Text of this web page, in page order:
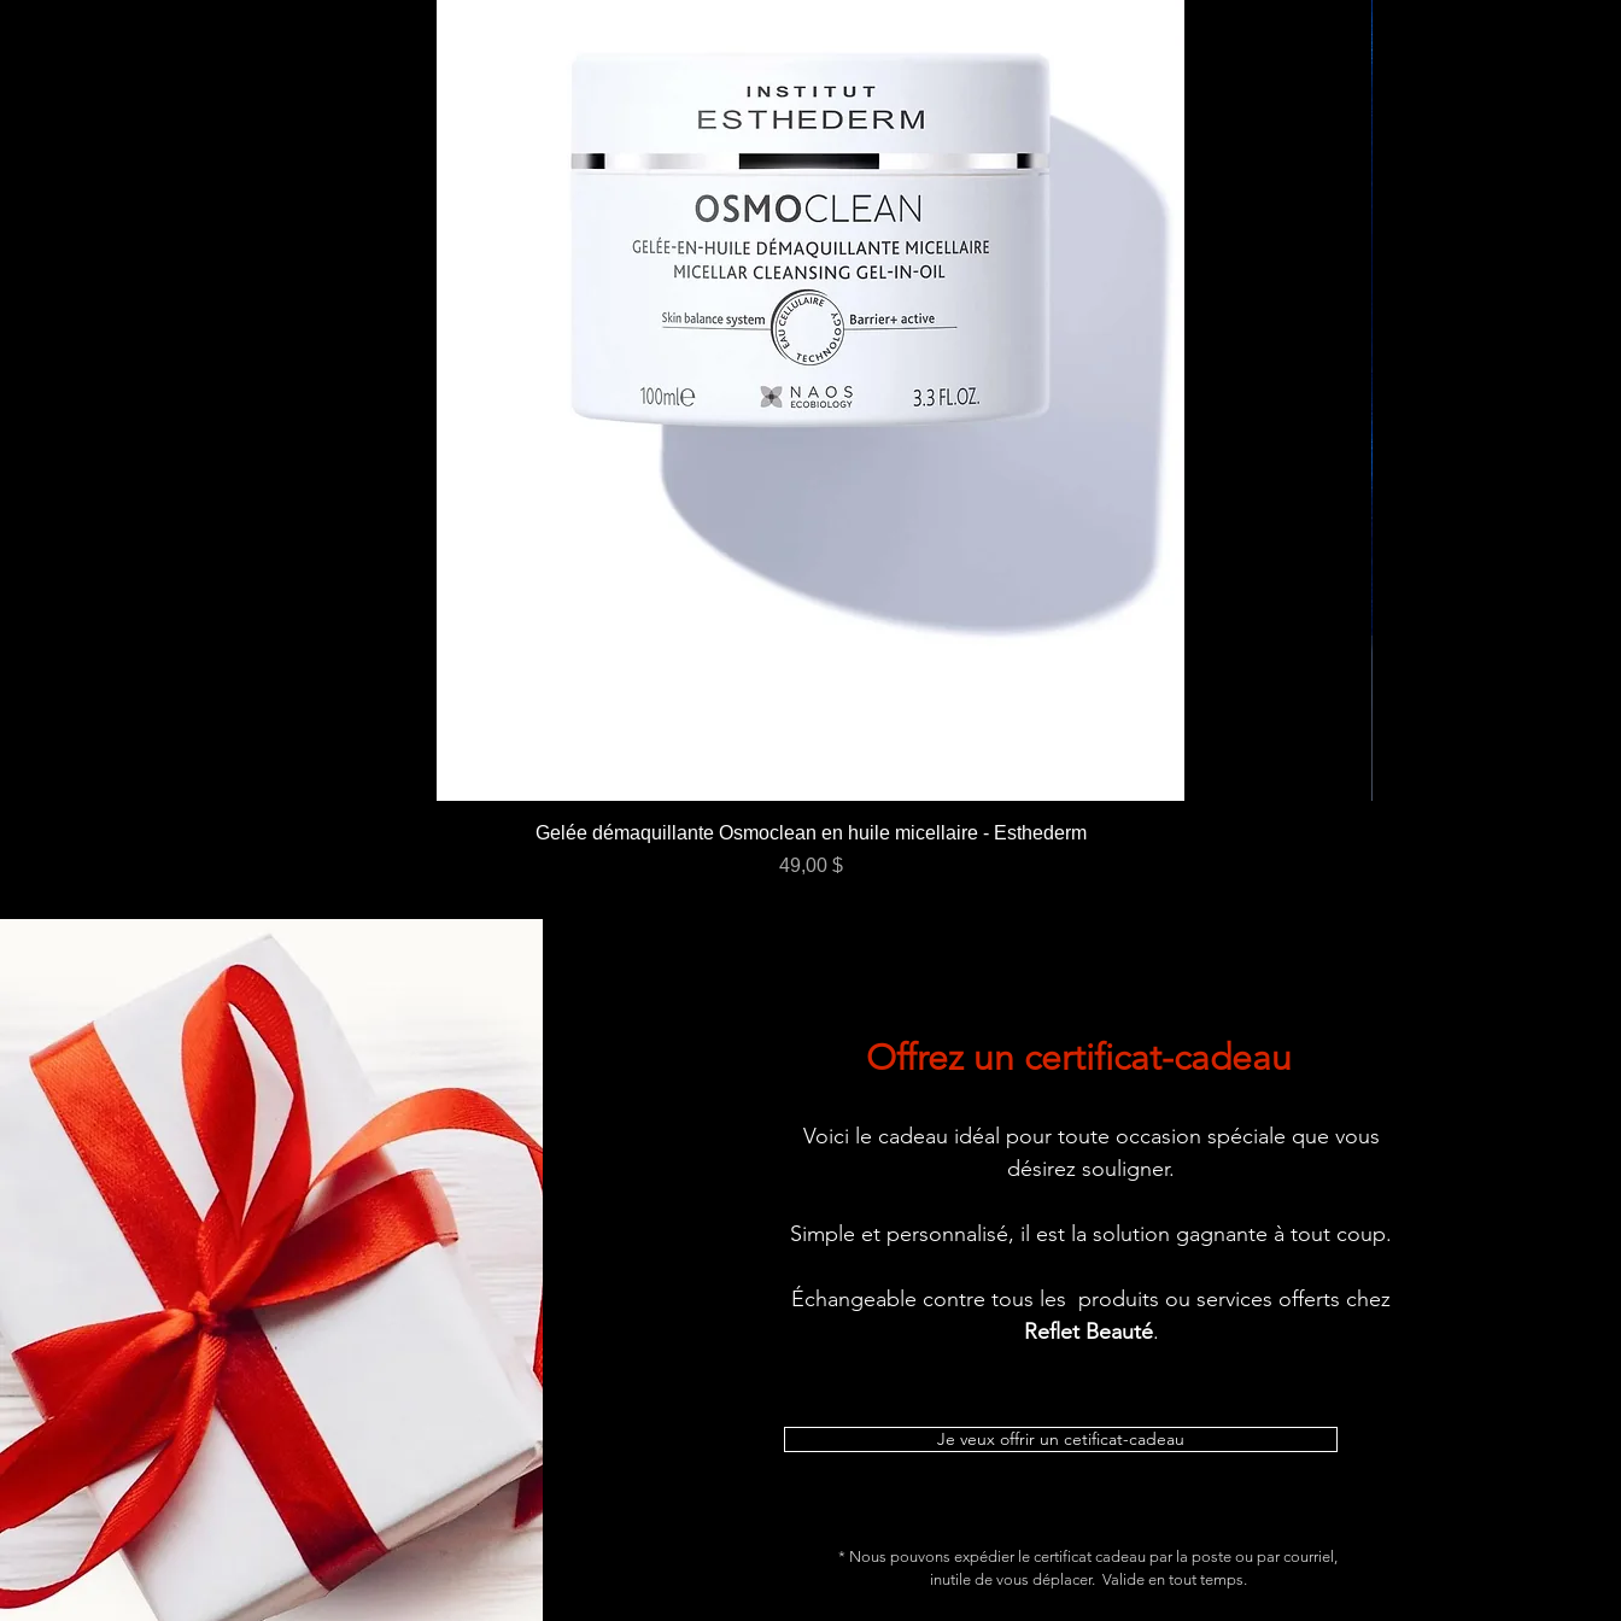
Gelée démaquillante Osmoclean en huile micellaire - Esthederm
Prix
49,00 $
Offrez un certificat-cadeau
Voici le cadeau idéal pour toute occasion spéciale que vous
désirez souligner.
Simple et personnalisé, il est la solution gagnante à tout coup.
Échangeable contre tous les produits ou services offerts chez
Reflet Beauté.
Je veux offrir un cetificat-cadeau
* Nous pouvons expédier le certificat cadeau par la poste ou par courriel,
inutile de vous déplacer. Valide en tout temps.